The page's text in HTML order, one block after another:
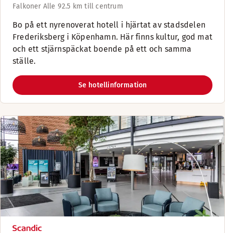
Falkoner Alle 92.5 km till centrum
Bo på ett nyrenoverat hotell i hjärtat av stadsdelen
Frederiksberg i Köpenhamn. Här finns kultur, god mat
och ett stjärnspäckat boende på ett och samma
ställe.
Se hotellinformation